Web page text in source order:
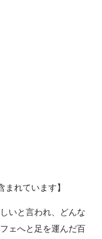
れています】
いと言われ、どんな
ェへと足を運んだ百